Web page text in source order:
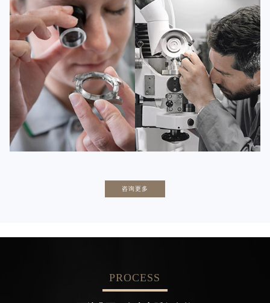
安尼塔·阿普里尔
资深百达翡丽技师
是百达翡丽维修服务中心
(百达翡丽保养中心)
的高级技师之一
Tianjin PatekPhilippe Maintain
 百达翡丽维修
贝亚特·布兰奇
资深百达翡丽技师
是百达翡丽维修服务中心
(百达翡丽保养中心)
的高级技师之一
Nanjing PatekPhilippe Maintain
center
 百达翡丽维修
辛迪·克莱门特
资深百达翡丽技师

咨询更多
PROCESS